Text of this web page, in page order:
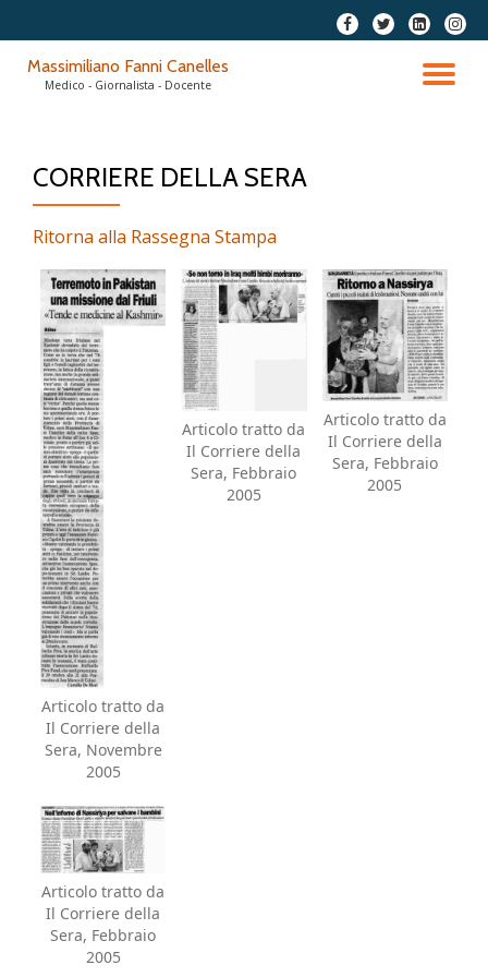
fa-
facebook
fa-
twitter
fa-
linkedin-
square
fa-
Massimiliano Fanni Canelles
Medico - Giornalista - Docente
CORRIERE DELLA SERA
Ritorna alla Rassegna Stampa
Articolo tratto da
Il Corriere della
Sera, Novembre
2005
Articolo tratto da
Il Corriere della
Sera, Febbraio
2005
Articolo tratto da
Il Corriere della
Sera, Febbraio
2005
Articolo tratto da
Il Corriere della
Sera, Febbraio
2005